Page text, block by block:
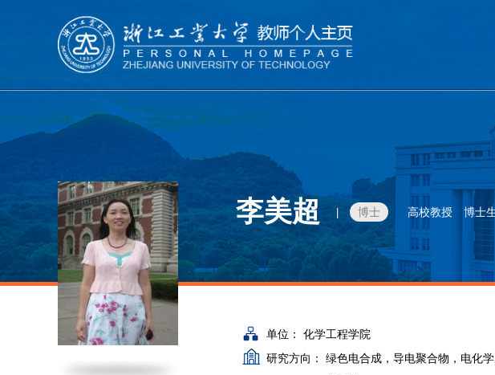
李美超 博士 高校教授 博士
单位：
化学工程学院
研究方向：
绿色电合成，导电聚合物，电化